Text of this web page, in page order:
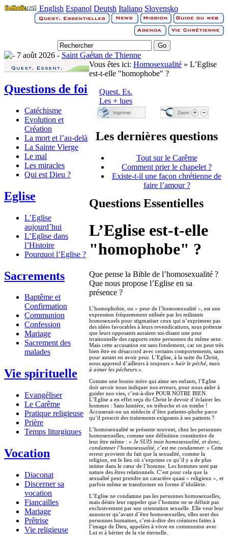
English Espanol Deutsh Italiano Slovensko
7 août 2026 - Saint Gaétan de Thienne
Questions de foi
Catéchisme
Evolution et
Création
La mort et l’au-delà
La Sainte Vierge
Le mal
Les miracles
Qui est Dieu ?
Eglise
L’Eglise
aujourd’hui
L’Eglise dans
l’Histoire
Pourquoi l’Eglise ?
Sacrements
Baptême et
Confirmation
Communion
Confession
Mariage
Sacrement des
malades
Vie spirituelle
Evangéliser
Le Carême
Pratique religieuse
Prière
Temps liturgiques
Vocation
Diaconat
Discerner sa
vocation
Fiançailles
Mariage
Prêtrise
Vie religieuse
Vous êtes ici: Homosexualité » L’Eglise
est-t-elle "homophobe" ?
Quest. Es.
Les + lues
Les dernières questions
Tout sur le Carême
Comment prier le chapelet ?
Existe-t-il une façon chrétienne de
faire l’amour ?
Questions Essentielles
L’Eglise est-t-elle
"homophobe" ?
Que pense la Bible de l’homosexualité ?
Que nous propose l’Eglise en sa
présence ?
L’homophobie, ou « peur de l’homosexualité », est une
expression fréquemment utilisée par les militants
homosexuels pour stigmatiser ceux qui n’expriment pas
des idées favorables à leurs revendications, sous prétexte
que leurs opposants auraient soi-disant une peur
irrationnelle des rapports entre personnes du même sexe.
Mais cette accusation est sans fondement, car on peut très
bien être en désaccord avec certains comportements, sans
pour autant en avoir peur. L’Eglise, à la suite du Christ,
nous apprend d’ailleurs à toujours « haïr le péché, mais
à aimer les pécheurs ».
Comme une bonne mère qui aime ses enfants, l’Eglise
doit savoir nous indiquer nos erreurs, pour nous aider à
guider nos vies, c’est-à-dire POUR NOTRE BIEN.
L’Eglise a en effet reçu du Christ le devoir d’éclairer les
hommes : Sans lumière, on trébuche et on tombe !
Accuserait-on un médecin d’être patiento-phobe parce
qu’il prescrit des traitements exigeants à ses patients ?
L’homosexualité se présente souvent, chez les personnes
homosexuelles, comme une définition constitutive de
leur être même : « Je SUIS mon homosexualité, et donc,
condamner l’homosexualité, c’est me condamner. » Cette
erreur provient du fait que la sexualité, comme la
religion, est le lieu où s’exprime ce qu’il y a de plus
intime dans le cœur de l’homme. Les hommes sont par
nature des êtres relationnels. C’est pour cela que la
sexualité peut prendre un caractère quasi « religieux », et
parfois même se transformer en forme d’idolâtrie.
L’Eglise ne condamne pas les personnes homosexuelles,
mais désire leur rappeler que l’homme ne se définit pas
exclusivement par son orientation sexuelle. Elle veut leur
annoncer qu’avant d’être homosexuelles, elles sont des
personnes humaines, c’est-à-dire des créatures faites à
l’image de Dieu, appelées à vivre en communion avec
Lui et à hériter de la vie éternelle.